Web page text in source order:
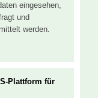
eingesehen,
und
werden.
Plattform für